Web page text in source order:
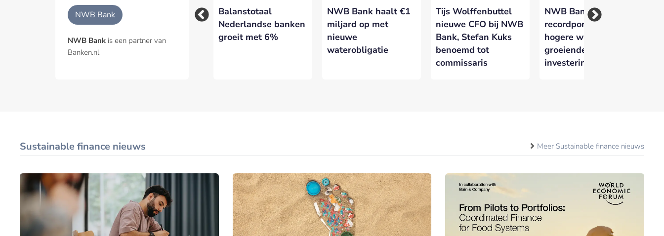
NWB Bank
NWB Bank is een partner van
Banken.nl
Euro-obligaties BNG
geaccepteerd door
WSW bereikt
mijlpaal van €100
miljard aan
Balanstotaal
Nederlandse banken
groeit met 6%
NWB Bank haalt €1
miljard op met
nieuwe
waterobligatie
Tijs Wolffenbuttel
nieuwe CFO bij NWB
Bank, Stefan Kuks
benoemd tot
commissaris
NWB Bank boekt
recordportefeuille en
hogere winst bij
groeiende
investeringsvraag
Sustainable finance nieuws Meer Sustainable finance nieuws